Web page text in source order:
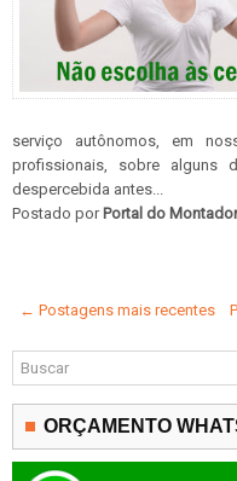
serviço autônomos, em
profissionais, sobre alguns
despercebida antes...
Postado por Portal do Montador
← Postagens mais recentes
ORÇAMENTO